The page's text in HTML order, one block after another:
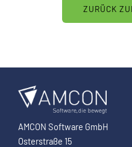
ZURÜCK
AMCON Software GmbH
Osterstraße 15